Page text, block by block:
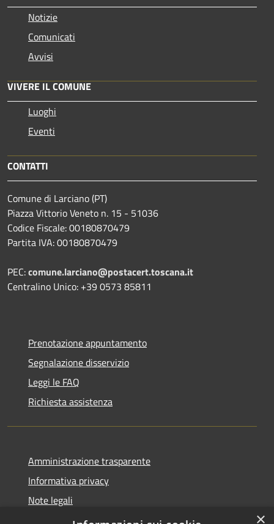
Notizie
Comunicati
Avvisi
VIVERE IL COMUNE
Luoghi
Eventi
CONTATTI
Comune di Larciano (PT)
Piazza Vittorio Veneto n. 15 - 51036
Codice Fiscale: 00180870479
Partita IVA: 00180870479
PEC:comune.larciano@postacert.toscana.it
Centralino Unico: +39 0573 85811
Prenotazione appuntamento
Segnalazione disservizio
Leggi le FAQ
Richiesta assistenza
Amministrazione trasparente
Informativa privacy
Note legali
Dichiarazione di accessibilità
×